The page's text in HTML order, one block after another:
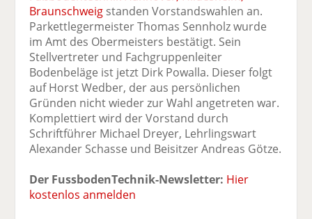
o
o
k
te
il
e
n
di
n
e
v
er
d
n
Braunschweig standen Vorstandswahlen an.
Parkettlegermeister Thomas Sennholz wurde
im Amt des Obermeisters bestätigt. Sein
Stellvertreter und Fachgruppenleiter
Bodenbeläge ist jetzt Dirk Powalla. Dieser folgt
auf Horst Wedber, der aus persönlichen
Gründen nicht wieder zur Wahl angetreten war.
Komplettiert wird der Vorstand durch
Schriftführer Michael Dreyer, Lehrlingswart
Alexander Schasse und Beisitzer Andreas Götze.
Der FussbodenTechnik-Newsletter: Hier
kostenlos anmelden